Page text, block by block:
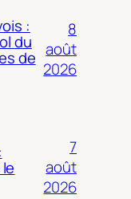
:
du
de
8
août
2026
7
août
2026